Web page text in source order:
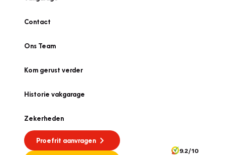
Contact
Ons Team
Kom gerust verder
Historie vakgarage
Zekerheden
Proefrit aanvragen
9.2/10